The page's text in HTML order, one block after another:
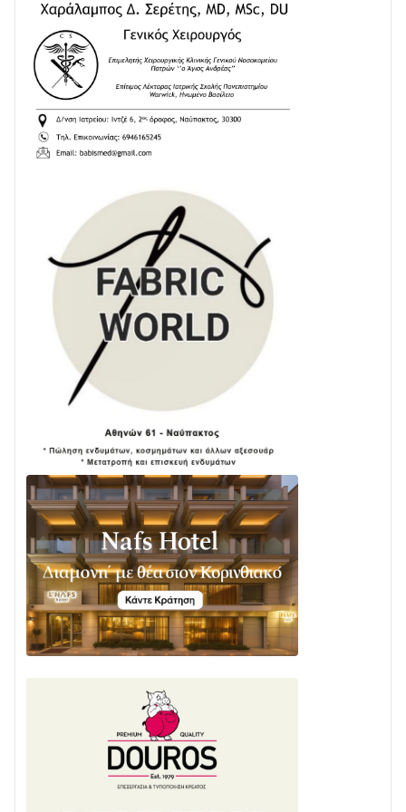
ΕΚΤΑΚΤΟ – ΝΑΥΠΑΚΤΙΑ: ΣΥΝΑΓΕΡΜΟΣ ΣΤΗΝ
ΠΥΡΟΣΒΕΣΤΙΚΗ ΓΙΑ ΦΩΤΙΑ ΣΤΟΝ ΑΓΙΟ ΗΛΙΑ ΠΡΙΝ ΤΗ
ΓΡΑΝΙΤΣΑ
24/07 • 11:03